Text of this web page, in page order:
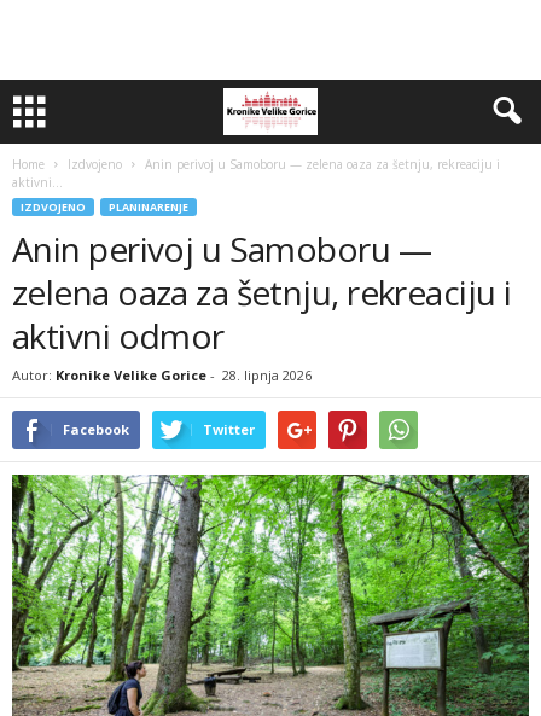
Home Izdvojeno
Anin perivoj u Samoboru — zelena oaza za šetnju, rekreaciju i
aktivni...
IZDVOJENO PLANINARENJE
Anin perivoj u Samoboru —
zelena oaza za šetnju, rekreaciju i
aktivni odmor
Autor: Kronike Velike Gorice - 28. lipnja 2026
Facebook Twitter